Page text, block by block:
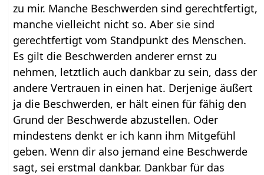
zu mir. Manche Beschwerden sind gerechtfertigt,
manche vielleicht nicht so. Aber sie sind
gerechtfertigt vom Standpunkt des Menschen.
Es gilt die Beschwerden anderer ernst zu
nehmen, letztlich auch dankbar zu sein, dass der
andere Vertrauen in einen hat. Derjenige äußert
ja die Beschwerden, er hält einen für fähig den
Grund der Beschwerde abzustellen. Oder
mindestens denkt er ich kann ihm Mitgefühl
geben. Wenn dir also jemand eine Beschwerde
sagt, sei erstmal dankbar. Dankbar für das